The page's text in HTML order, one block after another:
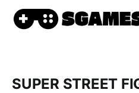
SUPER STREET